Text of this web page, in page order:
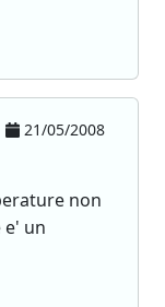
21/05/2008
non
un